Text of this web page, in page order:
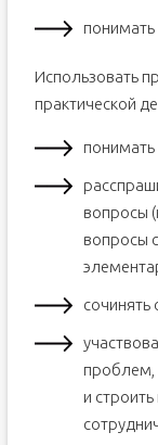
понимать
Использовать
практической
понимать
вопросы
вопросы
сочинять
проблем,
и